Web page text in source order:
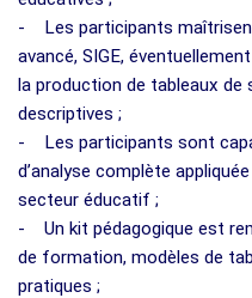
- Les participants
avancé, SIGE,
la production de tableaux de
descriptives ;
- Les participants sont
d’analyse complète
secteur éducatif ;
- Un kit pédagogique est
de formation, modèles de
pratiques ;